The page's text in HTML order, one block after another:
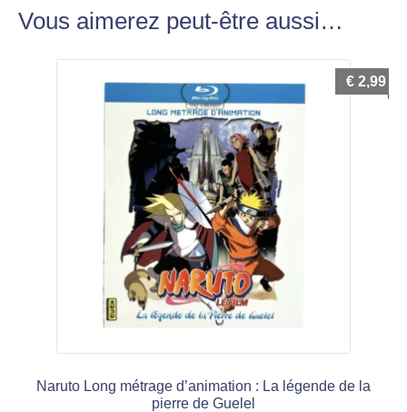
Vous aimerez peut-être aussi…
Naruto Long métrage d’animation : La légende de la
pierre de Guelel
€ 2,99